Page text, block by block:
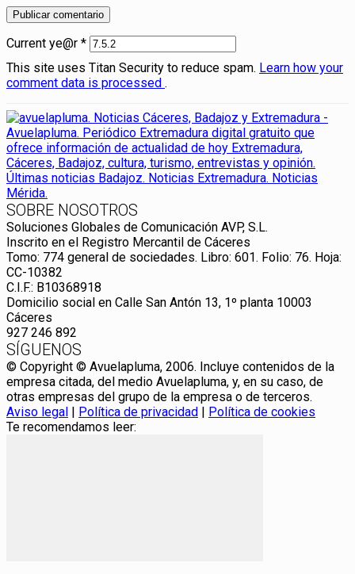
Current ye@r *
This site uses Titan Security to reduce spam. Learn how your
comment data is processed .
SOBRE NOSOTROS
Soluciones Globales de Comunicación AVP, S.L.
Inscrito en el Registro Mercantil de Cáceres
Tomo: 774 general de sociedades. Libro: 601. Folio: 76. Hoja:
CC-10382
C.I.F.: B10368918
Domicilio social en Calle San Antón 13, 1º planta 10003
Cáceres
927 246 892
SÍGUENOS
© Copyright © Avuelapluma, 2006. Incluye contenidos de la
empresa citada, del medio Avuelapluma, y, en su caso, de
otras empresas del grupo de la empresa o de terceros.
Aviso legal | Política de privacidad | Política de cookies
Te recomendamos leer: